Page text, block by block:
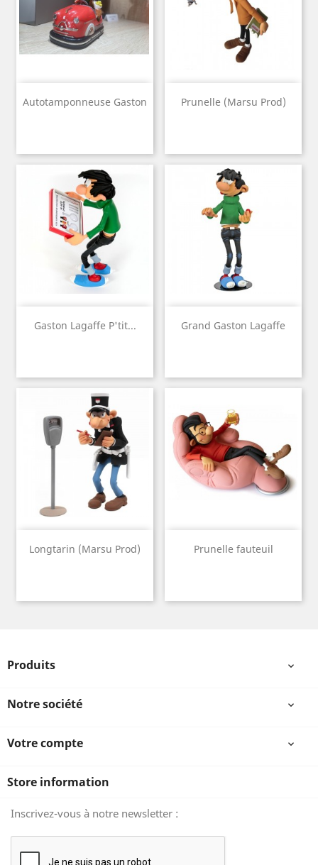
Autotamponneuse Gaston Prunelle (Marsu Prod)
Gaston Lagaffe P'tit... Grand Gaston Lagaffe
Longtarin (Marsu Prod) Prunelle fauteuil
Produits 
Notre société 
Votre compte 
Store information
Inscrivez-vous à notre newsletter :